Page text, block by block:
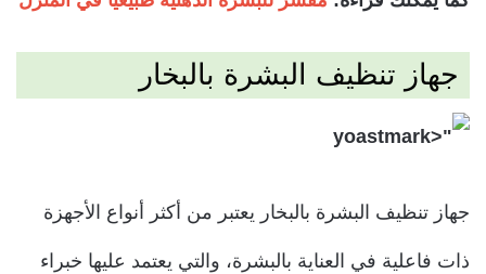
جهاز تنظيف البشرة بالبخار
جهاز تنظيف البشرة بالبخار يعتبر من أكثر أنواع الأجهزة
ذات فاعلية في العناية بالبشرة، والتي يعتمد عليها خبراء